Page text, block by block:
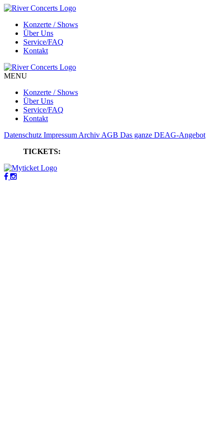
Konzerte / Shows
Über Uns
Service/FAQ
Kontakt
MENU
Konzerte / Shows
Über Uns
Service/FAQ
Kontakt
Datenschutz Impressum Archiv AGB Das ganze DEAG-Angebot
TICKETS: